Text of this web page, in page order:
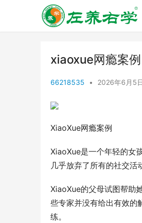
xiaoxue网瘾案例
66218535 • 2026年6月5
XiaoXue网瘾案例
XiaoXue是一个年轻的女
几乎放弃了所有的社交活
XiaoXue的父母试图帮助
些专家并没有给出有效的
练。